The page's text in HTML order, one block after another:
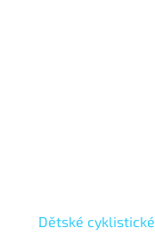
Dětské